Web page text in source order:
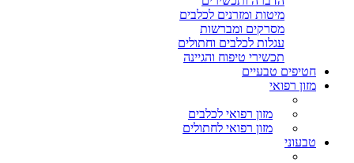
מיטות ומזרנים לכלבים
מסרקים ומברשות
עגלות לכלבים וחתולים
תכשירי טיפוח והגיינה
חטיפים טבעיים
מזון רפואי
מזון רפואי לכלבים
מזון רפואי לחתולים
טבעוני